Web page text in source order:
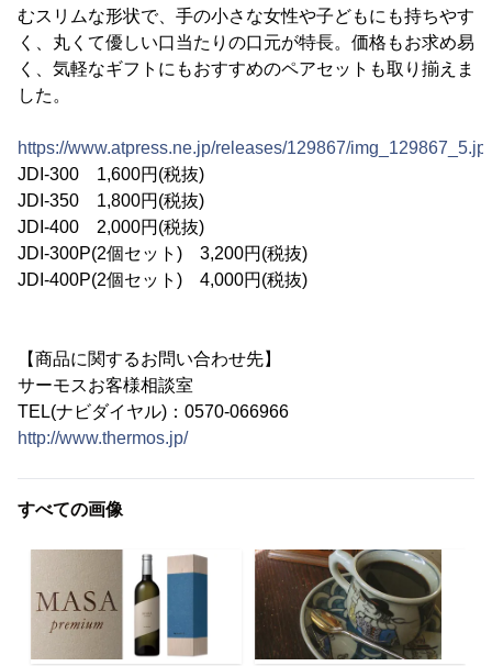
むスリムな形状で、手の小さな女性や子どもにも持ちやす
く、丸くて優しい口当たりの口元が特長。価格もお求め易
く、気軽なギフトにもおすすめのペアセットも取り揃えま
した。
https://www.atpress.ne.jp/releases/129867/
JDI-300 1,600円(税抜)
JDI-350 1,800円(税抜)
JDI-400 2,000円(税抜)
JDI-300P(2個セット) 3,200円(税抜)
JDI-400P(2個セット) 4,000円(税抜)
【商品に関するお問い合わせ先】
サーモスお客様相談室
TEL(ナビダイヤル)：0570-066966
http://www.thermos.jp/
すべての画像